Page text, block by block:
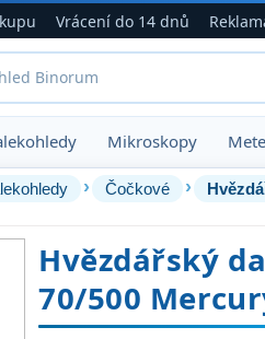
Vrácení do 14 dnů
Mikroskopy
› Čočkové ›
Hvězdářský
70/500